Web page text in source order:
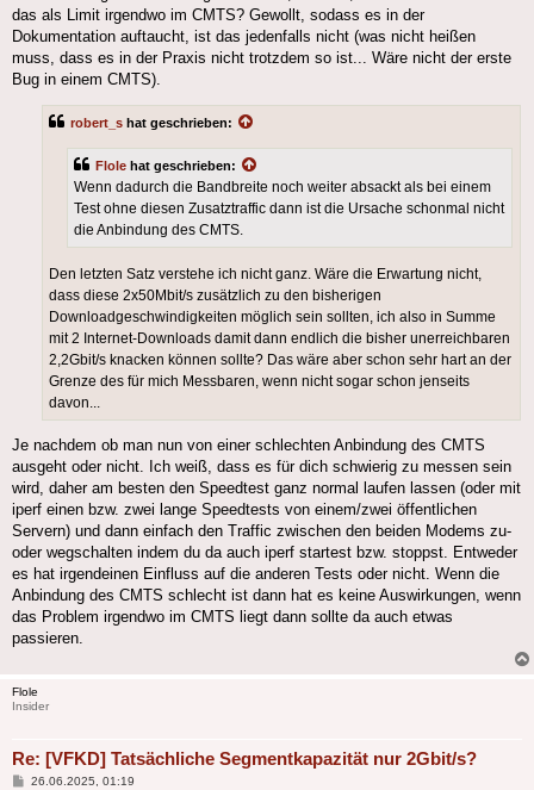
das als Limit irgendwo im CMTS? Gewollt, sodass es in der
Dokumentation auftaucht, ist das jedenfalls nicht (was nicht heißen
muss, dass es in der Praxis nicht trotzdem so ist... Wäre nicht der erste
Bug in einem CMTS).
robert_s hat geschrieben:
Flole hat geschrieben:
Wenn dadurch die Bandbreite noch weiter absackt als bei einem
Test ohne diesen Zusatztraffic dann ist die Ursache schonmal nicht
die Anbindung des CMTS.
Den letzten Satz verstehe ich nicht ganz. Wäre die Erwartung nicht,
dass diese 2x50Mbit/s zusätzlich zu den bisherigen
Downloadgeschwindigkeiten möglich sein sollten, ich also in Summe
mit 2 Internet-Downloads damit dann endlich die bisher unerreichbaren
2,2Gbit/s knacken können sollte? Das wäre aber schon sehr hart an der
Grenze des für mich Messbaren, wenn nicht sogar schon jenseits
davon...
Je nachdem ob man nun von einer schlechten Anbindung des CMTS
ausgeht oder nicht. Ich weiß, dass es für dich schwierig zu messen sein
wird, daher am besten den Speedtest ganz normal laufen lassen (oder mit
iperf einen bzw. zwei lange Speedtests von einem/zwei öffentlichen
Servern) und dann einfach den Traffic zwischen den beiden Modems zu-
oder wegschalten indem du da auch iperf startest bzw. stoppst. Entweder
es hat irgendeinen Einfluss auf die anderen Tests oder nicht. Wenn die
Anbindung des CMTS schlecht ist dann hat es keine Auswirkungen, wenn
das Problem irgendwo im CMTS liegt dann sollte da auch etwas
passieren.
Flole
Insider
Re: [VFKD] Tatsächliche Segmentkapazität nur 2Gbit/s?
Beitrag
26.06.2025, 01:19